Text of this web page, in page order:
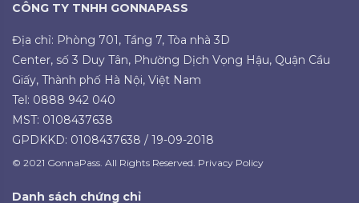
CÔNG TY TNHH GONNAPASS
Địa chỉ: Phòng 701, Tầng 7, Tòa nhà 3D
Center, số 3 Duy Tân, Phường Dịch Vọng Hậu, Quận Cầu
Giấy, Thành phố Hà Nội, Việt Nam
Tel: 0888 942 040
MST: 0108437638
GPDKKD: 0108437638 / 19-09-2018
© 2021 GonnaPass. All Rights Reserved. Privacy Policy
Danh sách chứng chỉ